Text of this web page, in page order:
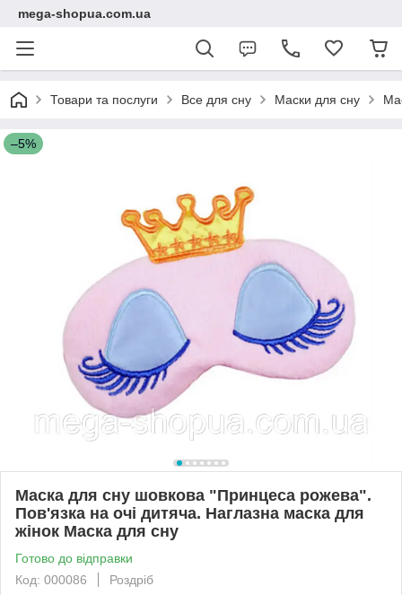
mega-shopua.com.ua
Товари та послуги Все для сну Маски для сну
–5%
Маска для сну шовкова "Принцеса рожева".
Пов'язка на очі дитяча. Наглазна маска для
жінок Маска для сну
Готово до відправки
Код: 000086
Роздріб